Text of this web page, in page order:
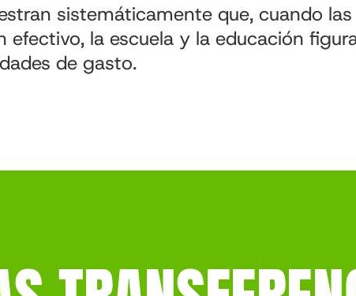
sistemáticamente que, cuando
efectivo, la escuela y la educación
de gasto.